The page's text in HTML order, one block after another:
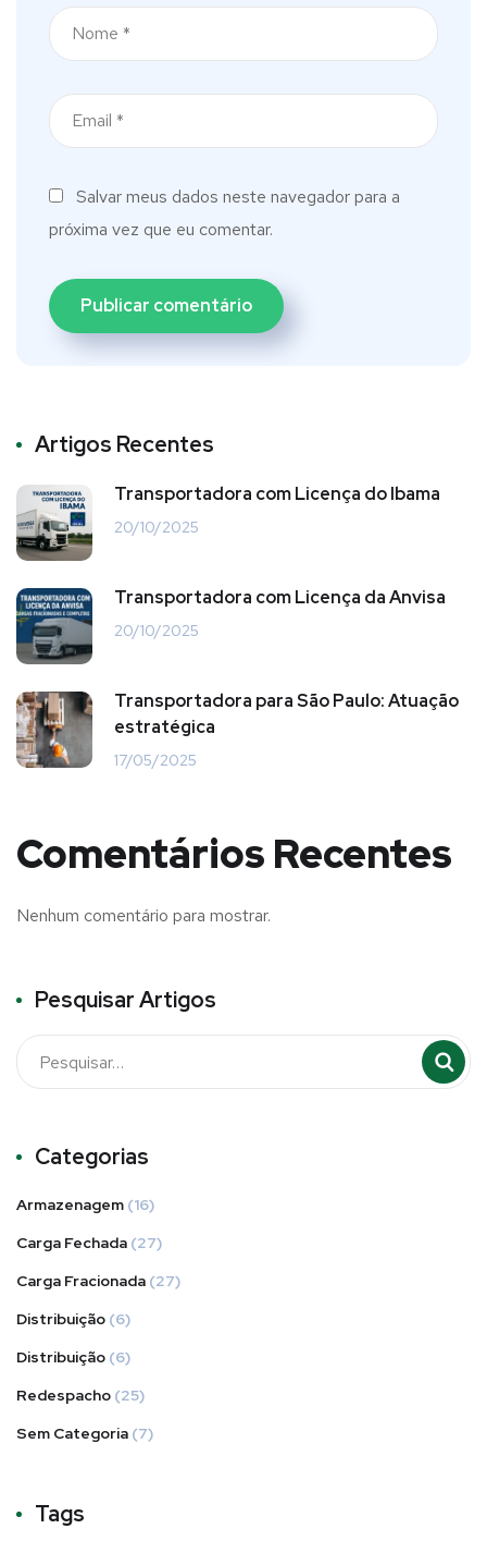
Salvar meus dados neste navegador para a
próxima vez que eu comentar.
Artigos Recentes
Transportadora com Licença do Ibama
20/10/2025
Transportadora com Licença da Anvisa
20/10/2025
Transportadora para São Paulo: Atuação
estratégica
17/05/2025
Comentários Recentes
Nenhum comentário para mostrar.
Pesquisar Artigos
Categorias
Armazenagem (16)
Carga Fechada (27)
Carga Fracionada (27)
Distribuição (6)
Distribuição (6)
Redespacho (25)
Sem Categoria (7)
Tags